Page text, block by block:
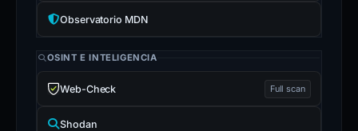
Observatorio MDN
OSINT E INTELIGENCIA
Web-Check Full scan
Shodan